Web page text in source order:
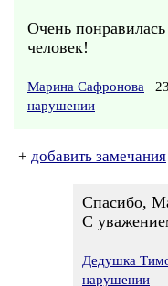
Очень
человек!
Марина Сафронова
нарушении
+ добавить замечания
Спасибо,
С
Дедушка
нарушении